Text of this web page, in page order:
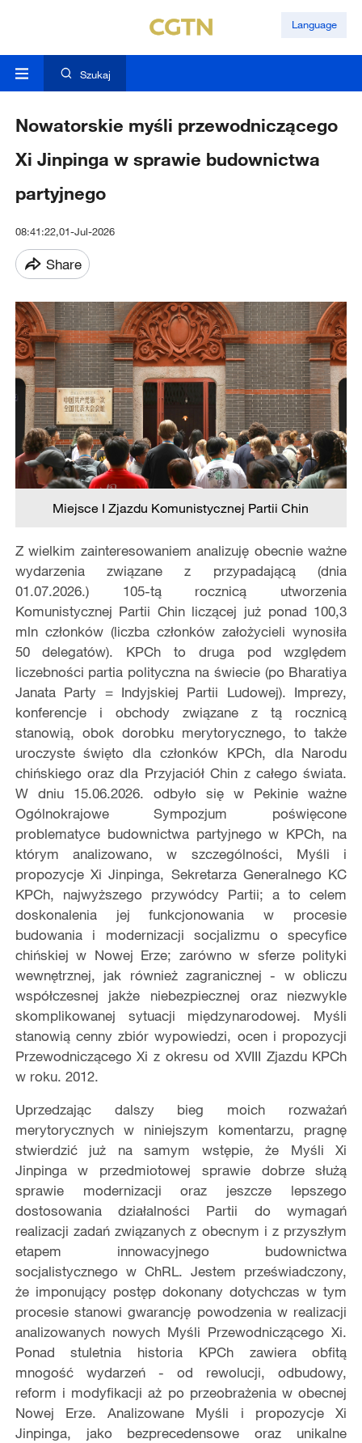
Language
Szukaj
Nowatorskie myśli przewodniczącego
Xi Jinpinga w sprawie budownictwa
partyjnego
08:41:22,01-Jul-2026
Share
Miejsce I Zjazdu Komunistycznej Partii Chin
Z wielkim zainteresowaniem analizuję obecnie ważne
wydarzenia związane z przypadającą (dnia
01.07.2026.) 105-tą rocznicą utworzenia
Komunistycznej Partii Chin liczącej już ponad 100,3
mln członków (liczba członków założycieli wynosiła
50 delegatów). KPCh to druga pod względem
liczebności partia polityczna na świecie (po Bharatiya
Janata Party = Indyjskiej Partii Ludowej). Imprezy,
konferencje i obchody związane z tą rocznicą
stanowią, obok dorobku merytorycznego, to także
uroczyste święto dla członków KPCh, dla Narodu
chińskiego oraz dla Przyjaciół Chin z całego świata.
W dniu 15.06.2026. odbyło się w Pekinie ważne
Ogólnokrajowe Sympozjum poświęcone
problematyce budownictwa partyjnego w KPCh, na
którym analizowano, w szczególności, Myśli i
propozycje Xi Jinpinga, Sekretarza Generalnego KC
KPCh, najwyższego przywódcy Partii; a to celem
doskonalenia jej funkcjonowania w procesie
budowania i modernizacji socjalizmu o specyfice
chińskiej w Nowej Erze; zarówno w sferze polityki
wewnętrznej, jak również zagranicznej - w obliczu
współczesnej jakże niebezpiecznej oraz niezwykle
skomplikowanej sytuacji międzynarodowej. Myśli
stanowią cenny zbiór wypowiedzi, ocen i propozycji
Przewodniczącego Xi z okresu od XVIII Zjazdu KPCh
w roku. 2012.
Uprzedzając dalszy bieg moich rozważań
merytorycznych w niniejszym komentarzu, pragnę
stwierdzić już na samym wstępie, że Myśli Xi
Jinpinga w przedmiotowej sprawie dobrze służą
sprawie modernizacji oraz jeszcze lepszego
dostosowania działalności Partii do wymagań
realizacji zadań związanych z obecnym i z przyszłym
etapem innowacyjnego budownictwa
socjalistycznego w ChRL. Jestem przeświadczony,
że imponujący postęp dokonany dotychczas w tym
procesie stanowi gwarancję powodzenia w realizacji
analizowanych nowych Myśli Przewodniczącego Xi.
Ponad stuletnia historia KPCh zawiera obfitą
mnogość wydarzeń - od rewolucji, odbudowy,
reform i modyfikacji aż po przeobrażenia w obecnej
Nowej Erze. Analizowane Myśli i propozycje Xi
Jinpinga, jako bezprecedensowe oraz unikalne